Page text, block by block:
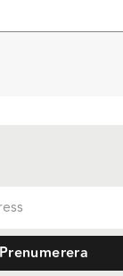
Prenumerera